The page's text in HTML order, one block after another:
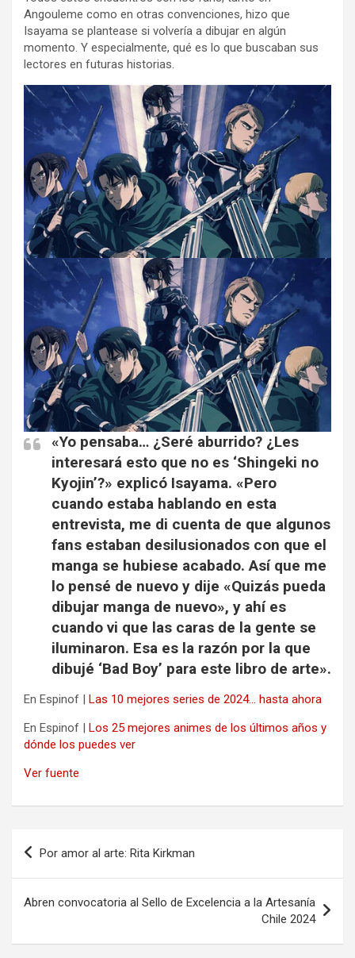
Angouleme como en otras convenciones, hizo que
Isayama se plantease si volvería a dibujar en algún
momento. Y especialmente, qué es lo que buscaban sus
lectores en futuras historias.
«Yo pensaba… ¿Seré aburrido? ¿Les
interesará esto que no es ‘Shingeki no
Kyojin’?» explicó Isayama. «Pero
cuando estaba hablando en esta
entrevista, me di cuenta de que algunos
fans estaban desilusionados con que el
manga se hubiese acabado. Así que me
lo pensé de nuevo y dije «Quizás pueda
dibujar manga de nuevo», y ahí es
cuando vi que las caras de la gente se
iluminaron. Esa es la razón por la que
dibujé ‘Bad Boy’ para este libro de arte».
En Espinof | Las 10 mejores series de 2024… hasta ahora
En Espinof | Los 25 mejores animes de los últimos años y
dónde los puedes ver
Ver fuente
Navegación
de
Por amor al arte: Rita Kirkman
Abren convocatoria al Sello de Excelencia a la Artesanía
Chile 2024